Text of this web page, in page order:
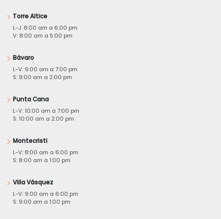
Torre Altice
L-J: 8:00 am a 6:00 pm
V: 8:00 am a 5:00 pm
Bávaro
L-V: 9:00 am a 7:00 pm
S: 9:00 am a 2:00 pm
Punta Cana
L-V: 10:00 am a 7:00 pm
S: 10:00 am a 2:00 pm
Montecristi
L-V: 8:00 am a 6:00 pm
S: 8:00 am a 1:00 pm
Villa Vásquez
L-V: 9:00 am a 6:00 pm
S: 9:00 am a 1:00 pm